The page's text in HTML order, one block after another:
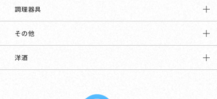
調理器具
その他
洋酒